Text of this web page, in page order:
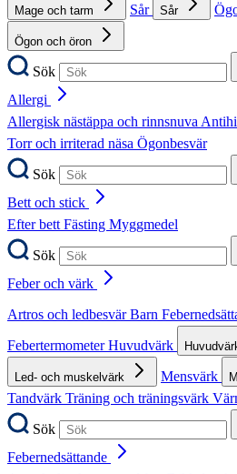
Mage och tarm Sår Sår
Ögon och öron
Sök
Allergi
Allergisk nästäppa och rinnsnuva
Torr och irriterad näsa Ögonbesvär
Sök
Bett och stick
Efter bettFästing Myggmedel
Sök
Feber och värk
Artros och ledbesvärBarn
FebertermometerHuvudvärk
Led- och muskelvärk Mensvärk
Tandvärk Träning och träningsvärk
Sök
Febernedsättande